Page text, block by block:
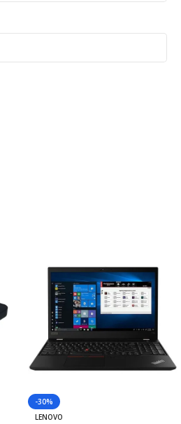
-30%
LENOVO